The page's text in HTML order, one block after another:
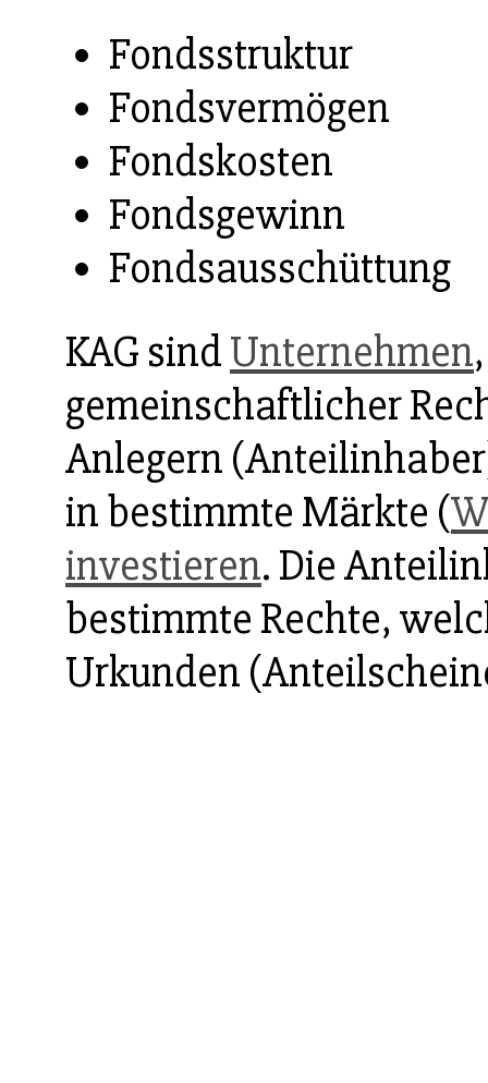
Fondsstruktur
Fondsvermögen
Fondskosten
Fondsgewinn
Fondsausschüttung
KAG sindUnternehmen
gemeinschaftlicher
Anlegern
in bestimmte Märkte (
investieren. Die
bestimmte Rechte,
Urkunden